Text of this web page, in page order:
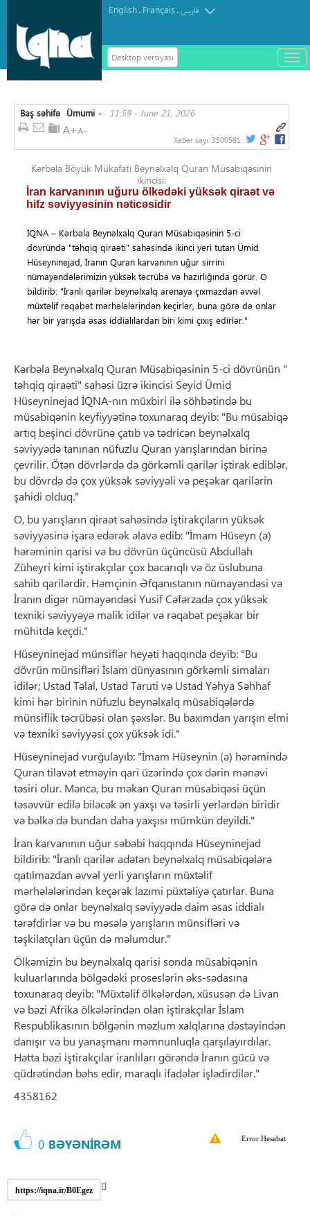
English. Français.فارسی
Desktop versiyası
باز
و
Baş səhifə »
Ümumi 11:59 - June 21, 2026
Xəbər sayı: 3500581
Kərbəla Böyük Mükafatı Beynəlxalq Quran Müsabiqəsinin
ikincisi:
İran karvanının uğuru ölkədəki yüksək qiraət və
hifz səviyyəsinin nəticəsidir
İQNA – Kərbəla Beynəlxalq Quran Müsabiqəsinin 5-ci
dövründə "təhqiq qiraəti" sahəsində ikinci yeri tutan Ümid
Hüseyninejad, İranın Quran karvanının uğur sirrini
nümayəndələrimizin yüksək təcrübə və hazırlığında görür. O
bildirib: "İranlı qarilər beynəlxalq arenaya çıxmazdan əvvəl
müxtəlif rəqabət mərhələlərindən keçirlər, buna görə də onlar
hər bir yarışda əsas iddialılardan biri kimi çıxış edirlər."
Kərbəla Beynəlxalq Quran Müsabiqəsinin 5-ci dövrünün "
təhqiq qiraəti" sahəsi üzrə ikincisi Seyid Ümid
Hüseyninejad İQNA-nın müxbiri ilə söhbətində bu
müsabiqənin keyfiyyətinə toxunaraq deyib: "Bu müsabiqə
artıq beşinci dövrünə çatıb və tədricən beynəlxalq
səviyyədə tanınan nüfuzlu Quran yarışlarından birinə
çevrilir. Ötən dövrlərdə də görkəmli qarilər iştirak ediblər,
bu dövrdə də çox yüksək səviyyəli və peşəkar qarilərin
şahidi olduq."
O, bu yarışların qiraət sahəsində iştirakçıların yüksək
səviyyəsinə işarə edərək əlavə edib: "İmam Hüseyn (ə)
hərəminin qarisi və bu dövrün üçüncüsü Abdullah
Züheyri kimi iştirakçılar çox bacarıqlı və öz üslubuna
sahib qarilərdir. Həmçinin Əfqanıstanın nümayəndəsi və
İranın digər nümayəndəsi Yusif Cəfərzadə çox yüksək
texniki səviyyəyə malik idilər və rəqabət peşəkar bir
mühitdə keçdi."
Hüseyninejad münsiflər heyəti haqqında deyib: "Bu
dövrün münsifləri İslam dünyasının görkəmli simaları
idilər; Ustad Təlal, Ustad Taruti və Ustad Yəhya Səhhaf
kimi hər birinin nüfuzlu beynəlxalq müsabiqələrdə
münsiflik təcrübəsi olan şəxslər. Bu baxımdan yarışın elmi
və texniki səviyyəsi çox yüksək idi."
Hüseyninejad vurğulayıb: "İmam Hüseynin (ə) hərəmində
Quran tilavət etməyin qari üzərində çox dərin mənəvi
təsiri olur. Məncə, bu məkan Quran müsabiqəsi üçün
təsəvvür edilə biləcək ən yaxşı və təsirli yerlərdən biridir
və bəlkə də bundan daha yaxşısı mümkün deyildi."
İran karvanının uğur səbəbi haqqında Hüseyninejad
bildirib: "İranlı qarilər adətən beynəlxalq müsabiqələrə
qatılmazdan əvvəl yerli yarışların müxtəlif
mərhələlərindən keçərək lazımi püxtəliyə çatırlar. Buna
görə də onlar beynəlxalq səviyyədə daim əsas iddialı
tərəfdirlər və bu məsələ yarışların münsifləri və
təşkilatçıları üçün də məlumdur."
Ölkəmizin bu beynəlxalq qarisi sonda müsabiqənin
kuluarlarında bölgədəki proseslərin əks-sədasına
toxunaraq deyib: "Müxtəlif ölkələrdən, xüsusən də Livan
və bəzi Afrika ölkələrindən olan iştirakçılar İslam
Respublikasının bölgənin məzlum xalqlarına dəstəyindən
danışır və bu yanaşmanı məmnunluqla qarşılayırdılar.
Hətta bəzi iştirakçılar iranlıları görəndə İranın gücü və
qüdrətindən bəhs edir, maraqlı ifadələr işlədirdilər."
4358162
0 BƏYƏNİRƏM Error Hesabat
https://iqna.ir/B0Egez